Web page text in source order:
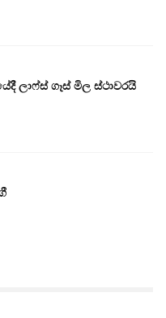
ලාෆ්ස් ගෑස් මිල ස්ථාවරයි